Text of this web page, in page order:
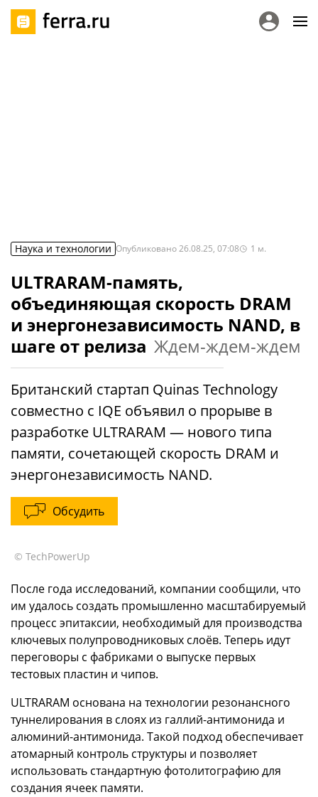
Наука и технологии Опубликовано26.08.25, 07:08 1 м.
ULTRARAM-память,
объединяющая скорость DRAM
и энергонезависимость NAND, в
шаге от релиза Ждем-ждем-ждем
Британский стартап Quinas Technology
совместно с IQE объявил о прорыве в
разработке ULTRARAM — нового типа
памяти, сочетающей скорость DRAM и
энергонезависимость NAND.
Обсудить
© TechPowerUp
После года исследований, компании сообщили, что
им удалось создать промышленно масштабируемый
процесс эпитаксии, необходимый для производства
ключевых полупроводниковых слоёв. Теперь идут
переговоры с фабриками о выпуске первых
тестовых пластин и чипов.
ULTRARAM основана на технологии резонансного
туннелирования в слоях из галлий-антимонида и
алюминий-антимонида. Такой подход обеспечивает
атомарный контроль структуры и позволяет
использовать стандартную фотолитографию для
создания ячеек памяти.